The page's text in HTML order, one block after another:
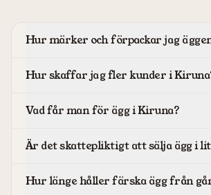
Hur märker och förpackar jag
Hur skaffar jag fler kunder i
Vad får man för ägg i Kiruna?
Är det skattepliktigt att sälja ägg i
Hur länge håller färska ägg från